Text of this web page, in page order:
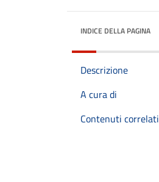
INDICE DELLA PAGINA
Descrizione
A cura di
Contenuti correlati